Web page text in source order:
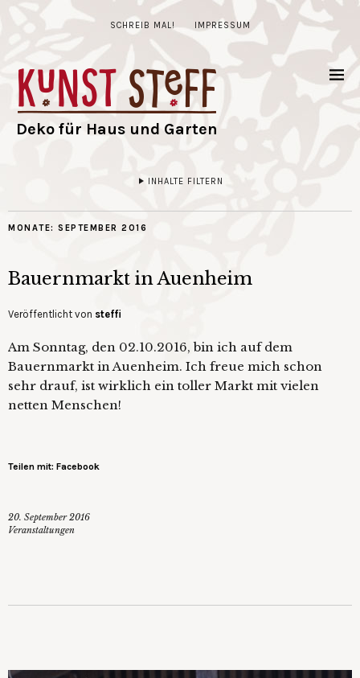
SCHREIB MAL! IMPRESSUM
Deko für Haus und Garten
INHALTE FILTERN
MONATE: SEPTEMBER 2016
Bauernmarkt in Auenheim
Veröffentlicht von steffi
Am Sonntag, den 02.10.2016, bin ich auf dem
Bauernmarkt in Auenheim. Ich freue mich schon
sehr drauf, ist wirklich ein toller Markt mit vielen
netten Menschen!
Teilen mit: Facebook
20. September 2016
Veranstaltungen